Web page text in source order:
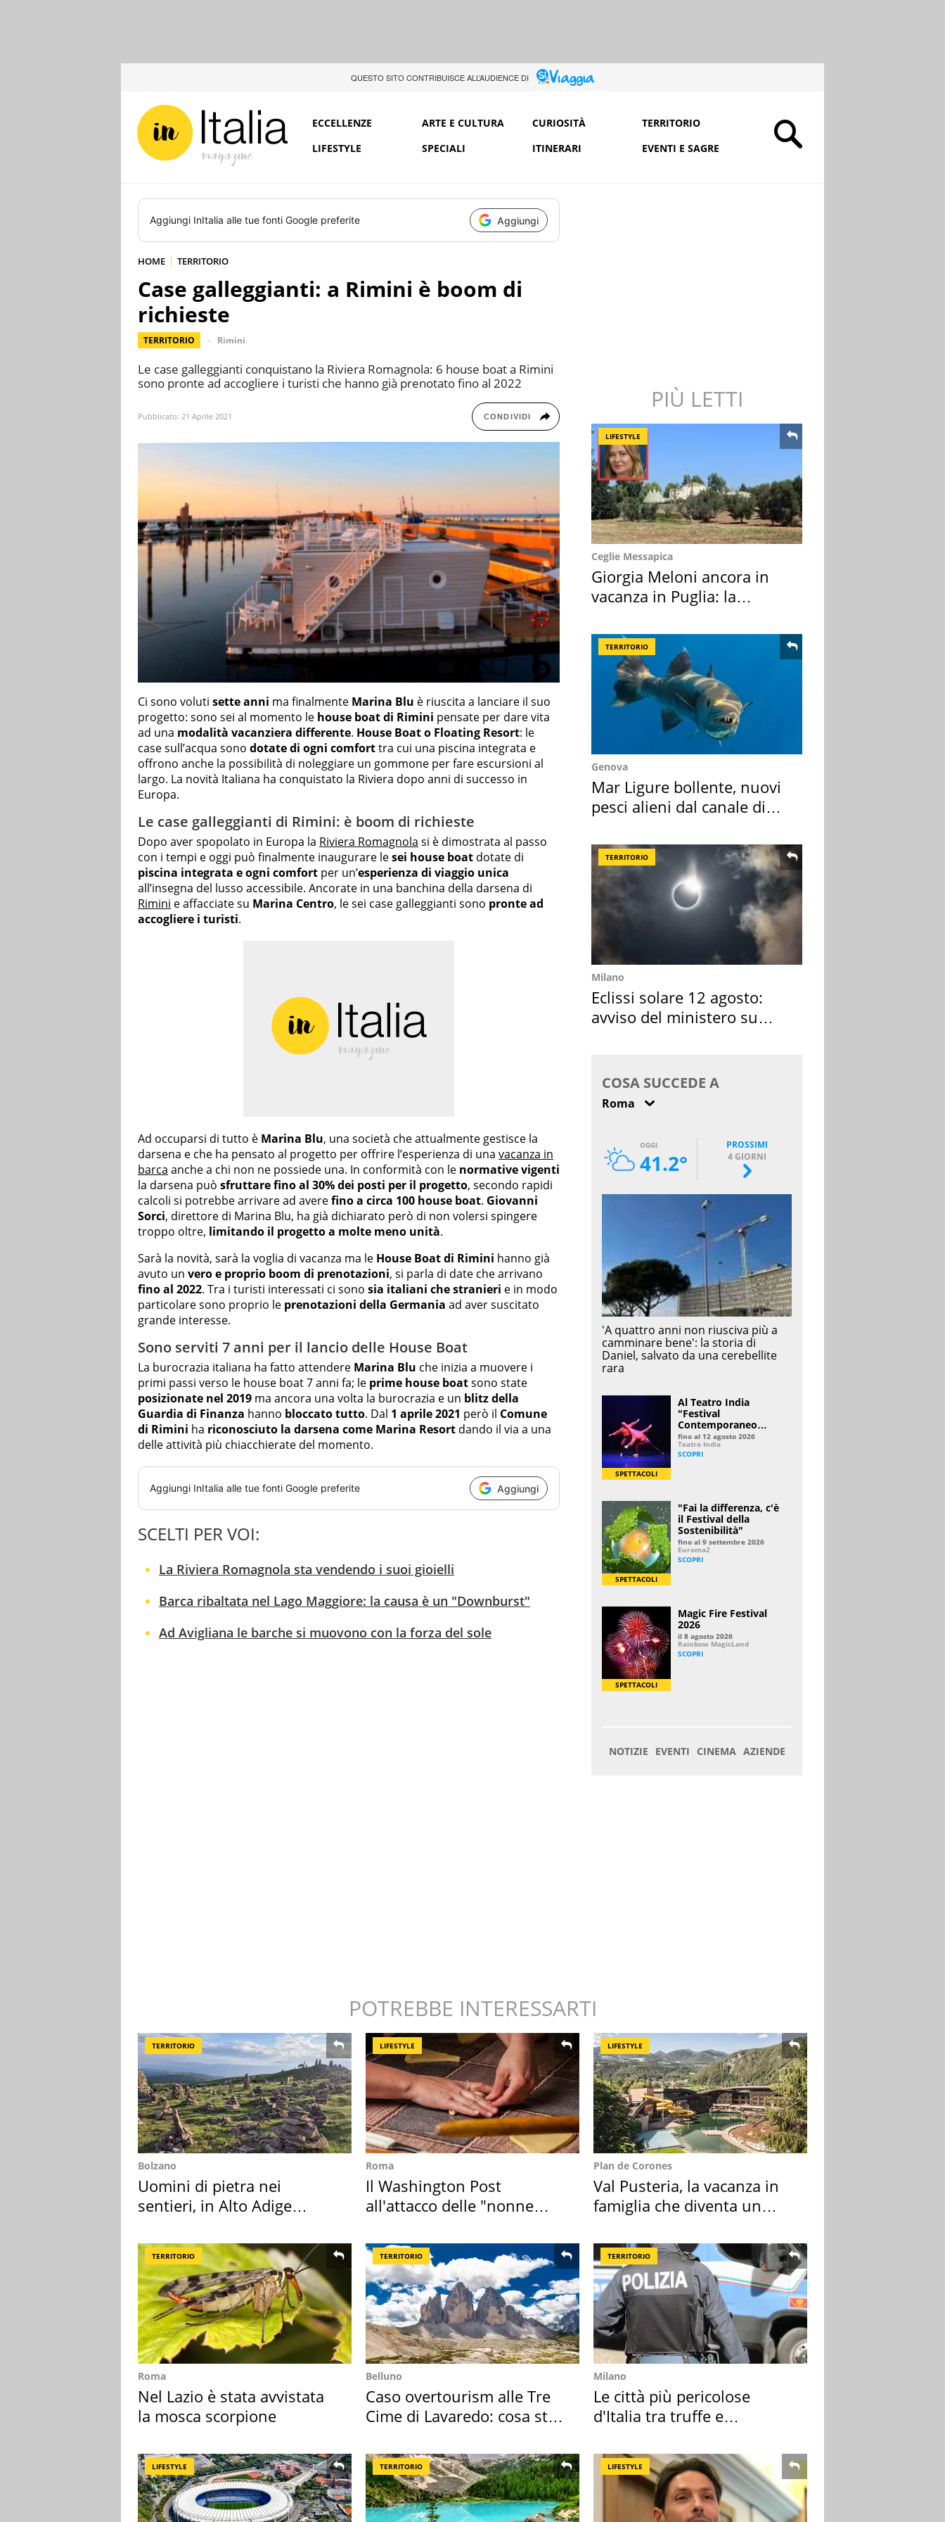
QUESTO SITO CONTRIBUISCE ALL’AUDIENCE DI
ECCELLENZE ARTE E CULTURA CURIOSITÀ
TERRITORIO
LIFESTYLE
SPECIALI ITINERARI EVENTI E SAGRE
Aggiungi InItalia alle tue fonti Google preferite Aggiungi
HOME TERRITORIO
Case galleggianti: a Rimini è boom di
richieste
TERRITORIO Rimini
Le case galleggianti conquistano la Riviera Romagnola: 6 house boat a Rimini
sono pronte ad accogliere i turisti che hanno già prenotato fino al 2022
Pubblicato: 21 Aprile 2021 CONDIVIDI
Ci sono voluti sette anni ma finalmente Marina Blu è riuscita a lanciare il suo
progetto: sono sei al momento le house boat di Rimini pensate per dare vita
ad una modalità vacanziera differente. House Boat o Floating Resort: le
case sull’acqua sono dotate di ogni comforttra cui una piscina integrata e
offrono anche la possibilità di noleggiare un gommone per fare escursioni al
largo. La novità Italiana ha conquistato la Riviera dopo anni di successo in
Europa.
Le case galleggianti di Rimini: è boom di richieste
Dopo aver spopolato in Europa la Riviera Romagnola si è dimostrata al passo
con i tempi e oggi può finalmente inaugurare lesei house boat dotate di
piscina integrata e ogni comfort per un’esperienza di viaggio unica
all’insegna del lusso accessibile. Ancorate in una banchina della darsena di
Rimini e affacciate su Marina Centro, le sei case galleggianti sono pronte ad
accogliere i turisti.
Ad occuparsi di tutto è Marina Blu, una società che attualmente gestisce la
darsena e che ha pensato al progetto per offrire l’esperienza di una vacanza in
barca anche a chi non ne possiede una. In conformità con le normative vigenti
la darsena può sfruttare fino al 30% dei posti per il progetto, secondo rapidi
calcoli si potrebbe arrivare ad averefino a circa 100 house boat. Giovanni
Sorci, direttore di Marina Blu, ha già dichiarato però di non volersi spingere
troppo oltre, limitando il progetto a molte meno unità.
Sarà la novità, sarà la voglia di vacanza ma le House Boat di Rimini hanno già
avuto un vero e proprio boom di prenotazioni, si parla di date che arrivano
fino al 2022. Tra i turisti interessati ci sono sia italiani che stranieri e in modo
particolare sono proprio le prenotazioni della Germania ad aver suscitato
grande interesse.
Sono serviti 7 anni per il lancio delle House Boat
La burocrazia italiana ha fatto attendere Marina Blu che inizia a muovere i
primi passi verso le house boat 7 anni fa; le prime house boatsono state
posizionate nel 2019 ma ancora una volta la burocrazia e un blitz della
Guardia di Finanza hanno bloccato tutto. Dal 1 aprile 2021 però il Comune
di Rimini ha riconosciuto la darsena come Marina Resort dando il via a una
delle attività più chiacchierate del momento.
Aggiungi InItalia alle tue fonti Google preferite Aggiungi
SCELTI PER VOI:
La Riviera Romagnola sta vendendo i suoi gioielli
Barca ribaltata nel Lago Maggiore: la causa è un "Downburst"
Ad Avigliana le barche si muovono con la forza del sole
PIÙ LETTI
LIFESTYLE
Ceglie Messapica
Giorgia Meloni ancora in
vacanza in Puglia: la
TERRITORIO
Genova
Mar Ligure bollente, nuovi
pesci alieni dal canale di
TERRITORIO
Milano
Eclissi solare 12 agosto:
avviso del ministero su
POTREBBE INTERESSARTI
TERRITORIO
Bolzano
Uomini di pietra nei
sentieri, in Alto Adige
LIFESTYLE
Roma
Il Washington Post
all'attacco delle "nonne
LIFESTYLE
Plan de Corones
Val Pusteria, la vacanza in
famiglia che diventa un
TERRITORIO
Roma
Nel Lazio è stata avvistata
la mosca scorpione
TERRITORIO
Belluno
Caso overtourism alle Tre
Cime di Lavaredo: cosa sta
TERRITORIO
Milano
Le città più pericolose
d'Italia tra truffe e
LIFESTYLE TERRITORIO LIFESTYLE